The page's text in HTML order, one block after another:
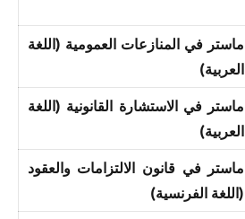
ماستر في المنازعات العمومية (اللغة
العربية)
ماستر في الاستشارة القانونية (اللغة
العربية)
ماستر في قانون الالتزامات والعقود
(اللغة الفرنسية)